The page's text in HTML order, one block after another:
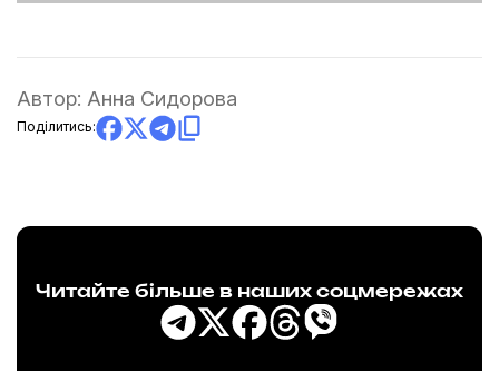
Автор: Анна Сидорова
Поділитись:
Читайте більше в наших соцмережах